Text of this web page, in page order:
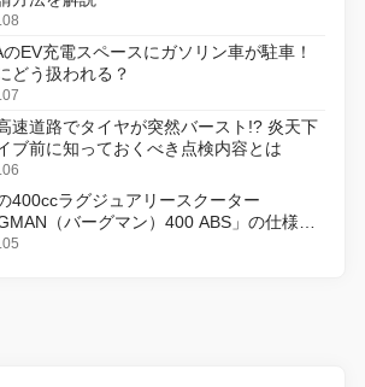
のEV充電スペースにガソリン車が駐車！
どう扱われる？
速道路でタイヤが突然バースト!? 炎天下
ブ前に知っておくべき点検内容とは
400ccラグジュアリースクーター
（バーグマン）400 ABS」の仕様を
8月18日に発売